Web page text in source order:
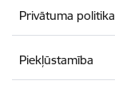
Privātuma politika
Piekļūstamība